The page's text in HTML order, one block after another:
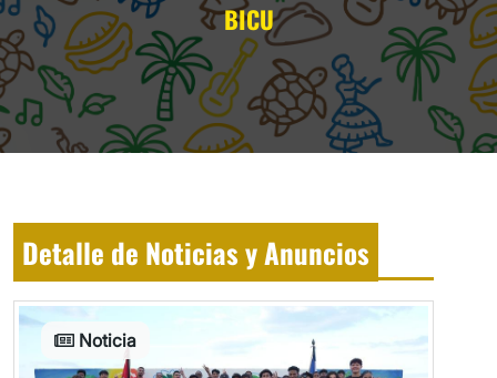
BICU
Detalle de Noticias y Anuncios
Noticia